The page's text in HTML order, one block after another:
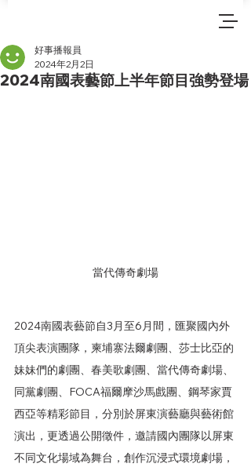
2024南國表藝節上半年節目強勢登場
好事播報員
2024年2月2日
當代傳奇劇場
2024南國表藝節自3月至6月間，匯聚國內外
頂尖表演團隊，柬埔寨法爾劇團、莎士比亞的
妹妹們的劇團、春美歌劇團、當代傳奇劇場、
同黨劇團、FOCA福爾摩沙馬戲團、鋼琴家賈
西亞等精彩節目，分別於屏東演藝廳與藝術館
演出，更透過公開徵件，邀請國內團隊以屏東
不同文化場域為舞台，創作沉浸式環境劇場，